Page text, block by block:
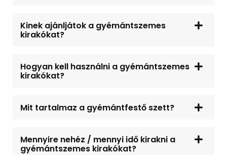
Kinek ajánljátok a gyémántszemes
kirakókat?
Hogyan kell használni a gyémántszemes
kirakókat?
Mit tartalmaz a gyémántfestő szett?
Mennyire nehéz / mennyi idő kirakni a
gyémántszemes kirakókat?